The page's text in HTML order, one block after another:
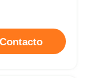
Contacto